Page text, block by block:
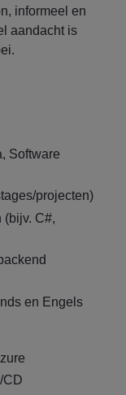
informeel en
aandacht is
Software
projecten)
(bijv. C#,
en Engels
CD